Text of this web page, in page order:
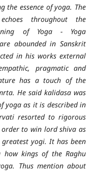
the essence of yoga. The
throughout the
of Yoga - Yoga
abounded in Sanskrit
in his works external
pragmatic and
has a touch of the
He said kalidasa was
yoga as it is described in
resorted to rigorous
order to win lord shiva as
yogi. It has been
how kings of the Raghu
Thus mention about